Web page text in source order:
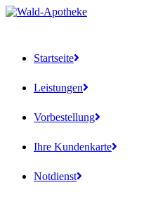
Startseite
Leistungen
Vorbestellung
Ihre Kundenkarte
Notdienst